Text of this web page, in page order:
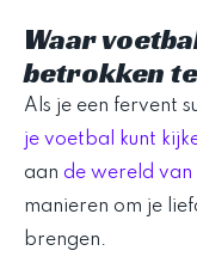
Waar
betrokken
Als je een fervent
je voetbal kunt
aan de wereld van
manieren om je
brengen.